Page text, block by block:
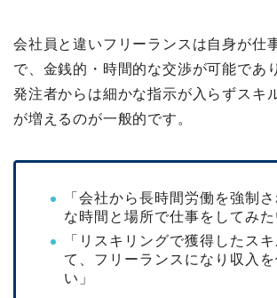
会社員と違いフリーランスは自身が仕
で、金銭的・時間的な交渉が可能であ
発注者からは細かな指示が入らずスキ
が増えるのが一般的です。
「会社から長時間労働を強制
な時間と場所で仕事をしてみた
「リスキリングで獲得したス
て、フリーランスになり収入
い」